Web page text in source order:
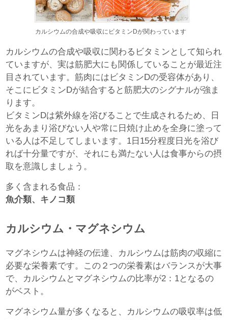
カルシウムの合成や吸収にビタミンDが関わっています
カルシウムの合成や吸収に関わるビタミンとして知られ
ていますが、実は筋肥大にも関係していることが最近注
目されています。筋肉にはビタミンDの受容体があり、
そこにビタミンDが結合すると筋肥大のシグナルが強ま
ります。
ビタミンDは紫外線を浴びることで生成されるため、日
光をあまり浴びない人や常に日焼け止めを全身に塗って
いる人は不足してしまいます。1日15分程度日光を浴び
れば十分量ですが、それにも満たない人は食事からの摂
取を意識しましょう。
多く含まれる食品：
魚介類、キノコ類
カルシウム・マグネシウム
マグネシウムは神経の伝達、カルシウムは筋肉の収縮に
必要な栄養素です。この２つの栄養素はバランスが大事
で、カルシウムとマグネシウムの比率が2：1となるの
がベスト。
マグネシウム量が多くなると、カルシウムの吸収率は低